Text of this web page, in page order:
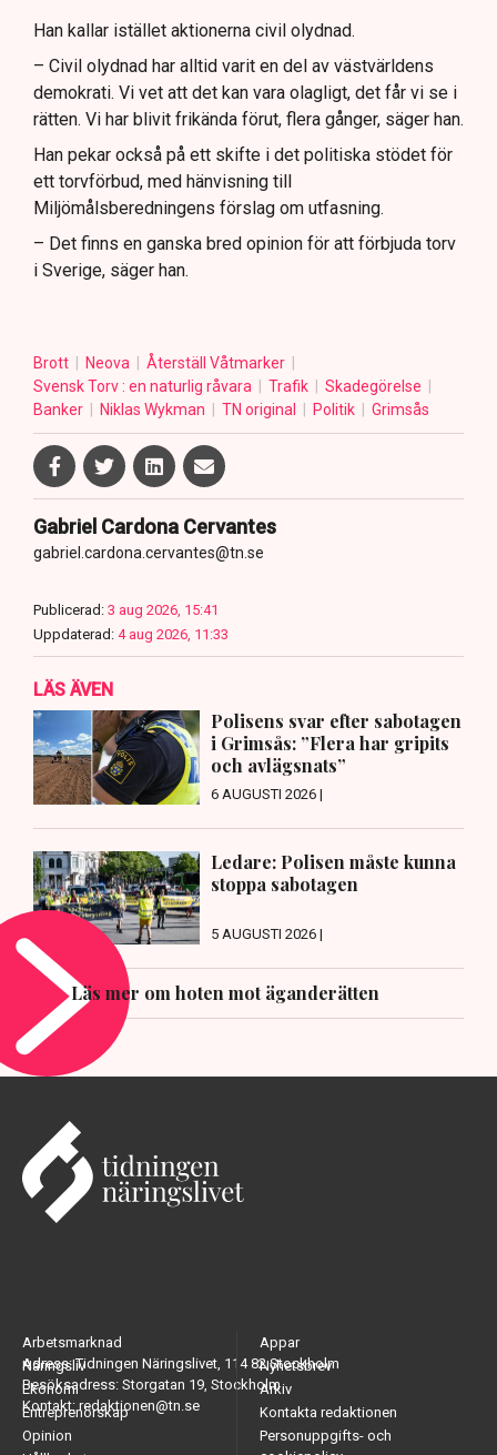
Han kallar istället aktionerna civil olydnad.
– Civil olydnad har alltid varit en del av västvärldens
demokrati. Vi vet att det kan vara olagligt, det får vi se i
rätten. Vi har blivit frikända förut, flera gånger, säger han.
Han pekar också på ett skifte i det politiska stödet för
ett torvförbud, med hänvisning till
Miljömålsberedningens förslag om utfasning.
– Det finns en ganska bred opinion för att förbjuda torv
i Sverige, säger han.
Brott Neova
Återställ Våtmarker
Svensk Torv : en naturlig råvara
Trafik
Skadegörelse
Banker
Niklas Wykman TN original Politik Grimsås
Gabriel Cardona Cervantes
gabriel.cardona.cervantes@tn.se
Publicerad: 3 aug 2026, 15:41
Uppdaterad: 4 aug 2026, 11:33
LÄS ÄVEN
Polisens svar efter sabotagen
i Grimsås: ”Flera har gripits
och avlägsnats”
6 AUGUSTI 2026 |
Ledare: Polisen måste kunna
stoppa sabotagen
5 AUGUSTI 2026 |
Läs mer om hoten mot äganderätten
Adress: Tidningen Näringslivet, 114 82 Stockholm
Besöksadress: Storgatan 19, Stockholm
Kontakt: redaktionen@tn.se
Arbetsmarknad
Näringsliv
Ekonomi
Entreprenörskap
Opinion
Appar
Nyhetsbrev
Arkiv
Kontakta redaktionen
Personuppgifts- och